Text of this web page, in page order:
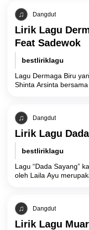
Dangdut
Lirik Lagu
Feat Sadewok
bestliriklagu
Lagu Dermaga Biru
Shinta Arsinta
Dangdut
Lirik Lagu
bestliriklagu
Lagu “Dada Sayang”
oleh Laila Ayu
Dangdut
Lirik Lagu